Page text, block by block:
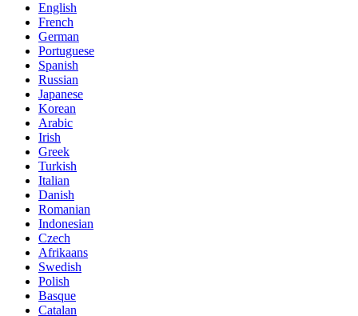
English
French
German
Portuguese
Spanish
Russian
Japanese
Korean
Arabic
Irish
Greek
Turkish
Italian
Danish
Romanian
Indonesian
Czech
Afrikaans
Swedish
Polish
Basque
Catalan